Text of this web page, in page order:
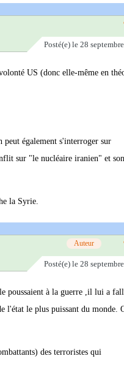
Posté(e) le 28
US (donc elle-même en
également s'interroger sur
sur "le nucléaire iranien" et son
la Syrie.
Auteur
Posté(e) le 28
poussaient à la guerre ,il lui a
l'état le plus puissant du monde.
des terroristes qui